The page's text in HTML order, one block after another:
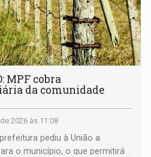
MPF cobra
da comunidade
2026 às 11:08
pediu à União a
o município, o que permitirá